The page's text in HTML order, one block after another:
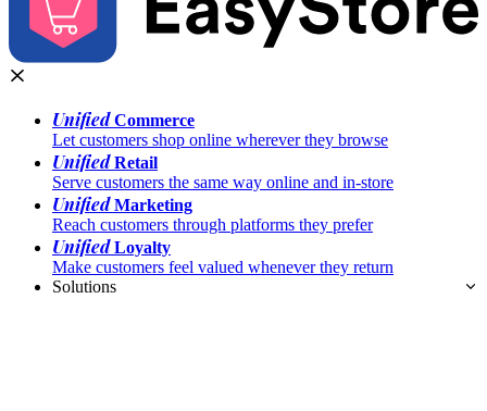
UnifiedCommerce
Let customers shop online wherever they browse
UnifiedRetail
Serve customers the same way online and in-store
UnifiedMarketing
Reach customers through platforms they prefer
UnifiedLoyalty
Make customers feel valued whenever they return
Solutions